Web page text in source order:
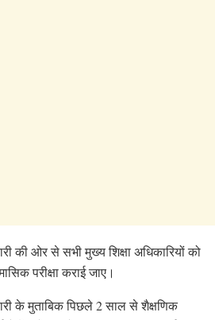
की ओर से सभी मुख्य शिक्षा अधिकारियों को
परीक्षा कराई जाए।
के मुताबिक पिछले 2 साल से शैक्षणिक